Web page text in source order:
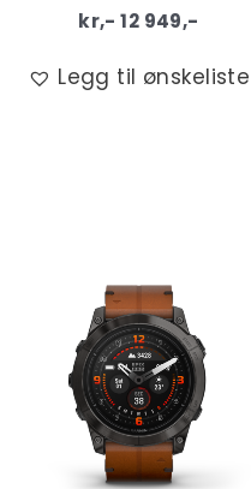
kr,- 12 949,-
Legg til ønskeliste